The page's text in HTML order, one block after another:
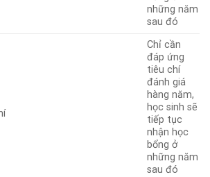
những năm
sau đó
Chỉ cần
đáp ứng
tiêu chí
đánh giá
hàng năm,
học sinh sẽ
tiếp tục
nhận học
bổng ở
những năm
sau đó